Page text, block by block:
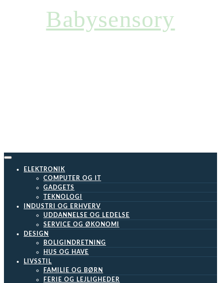
Babysensory
ELEKTRONIK
COMPUTER OG IT
GADGETS
TEKNOLOGI
INDUSTRI OG ERHVERV
UDDANNELSE OG LEDELSE
SERVICE OG ØKONOMI
DESIGN
BOLIGINDRETNING
HUS OG HAVE
LIVSSTIL
FAMILIE OG BØRN
FERIE OG LEJLIGHEDER